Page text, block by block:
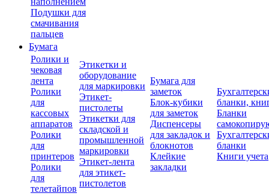
Подушки для
смачивания
пальцев
Бумага
Ролики и
чековая
лента
Ролики
для
кассовых
аппаратов
Ролики
для
принтеров
Ролики
для
телетайпов
Этикетки и
оборудование
для маркировки
Этикет-
пистолеты
Этикетки для
складской и
промышленной
маркировки
Этикет-лента
для этикет-
пистолетов
Бумага для
заметок
Блок-кубики
для заметок
Диспенсеры
для закладок и
блокнотов
Клейкие
закладки
бланки,
Бланки
бланки
Книги учета